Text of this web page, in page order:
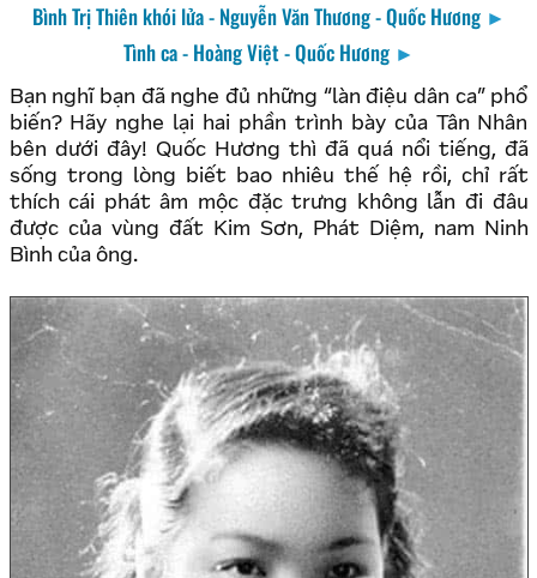
Bình Trị Thiên khói lửa - Nguyễn Văn Thương - Quốc Hương ►
Tình ca - Hoàng Việt - Quốc Hương ►
Bạn nghĩ bạn đã nghe đủ những “làn điệu dân ca” phổ
biến? Hãy nghe lại hai phần trình bày của Tân Nhân
bên dưới đây! Quốc Hương thì đã quá nổi tiếng, đã
sống trong lòng biết bao nhiêu thế hệ rồi, chỉ rất
thích cái phát âm mộc đặc trưng không lẫn đi đâu
được của vùng đất Kim Sơn, Phát Diệm, nam Ninh
Bình của ông.